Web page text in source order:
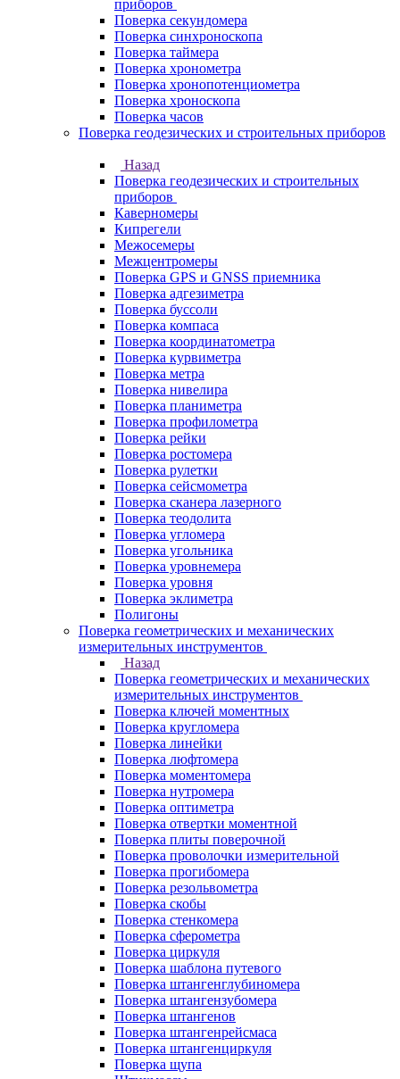
приборов
Поверка секундомера
Поверка синхроноскопа
Поверка таймера
Поверка хронометра
Поверка хронопотенциометра
Поверка хроноскопа
Поверка часов
Поверка геодезических и строительных приборов
Назад
Поверка геодезических и строительных
приборов
Каверномеры
Кипрегели
Межосемеры
Межцентромеры
Поверка GPS и GNSS приемника
Поверка адгезиметра
Поверка буссоли
Поверка компаса
Поверка координатометра
Поверка курвиметра
Поверка метра
Поверка нивелира
Поверка планиметра
Поверка профилометра
Поверка рейки
Поверка ростомера
Поверка рулетки
Поверка сейсмометра
Поверка сканера лазерного
Поверка теодолита
Поверка угломера
Поверка угольника
Поверка уровнемера
Поверка уровня
Поверка эклиметра
Полигоны
Поверка геометрических и механических
измерительных инструментов
Назад
Поверка геометрических и механических
измерительных инструментов
Поверка ключей моментных
Поверка кругломера
Поверка линейки
Поверка люфтомера
Поверка моментомера
Поверка нутромера
Поверка оптиметра
Поверка отвертки моментной
Поверка плиты поверочной
Поверка проволочки измерительной
Поверка прогибомера
Поверка резольвометра
Поверка скобы
Поверка стенкомера
Поверка сферометра
Поверка циркуля
Поверка шаблона путевого
Поверка штангенглубиномера
Поверка штангензубомера
Поверка штангенов
Поверка штангенрейсмаса
Поверка штангенциркуля
Поверка щупа